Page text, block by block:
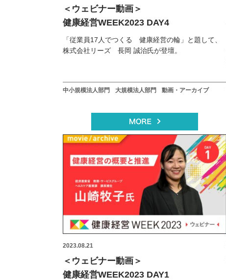
＜ウェビナー動画＞
健康経営WEEK2023 DAY4
「従業員17人でつくる 健康経営の輪」と題して、
株式会社リーズ 長岡 誠治氏が登壇。
中小規模法人部門 大規模法人部門 動画・アーカイブ
2023.08.21
＜ウェビナー動画＞
健康経営WEEK2023 DAY1